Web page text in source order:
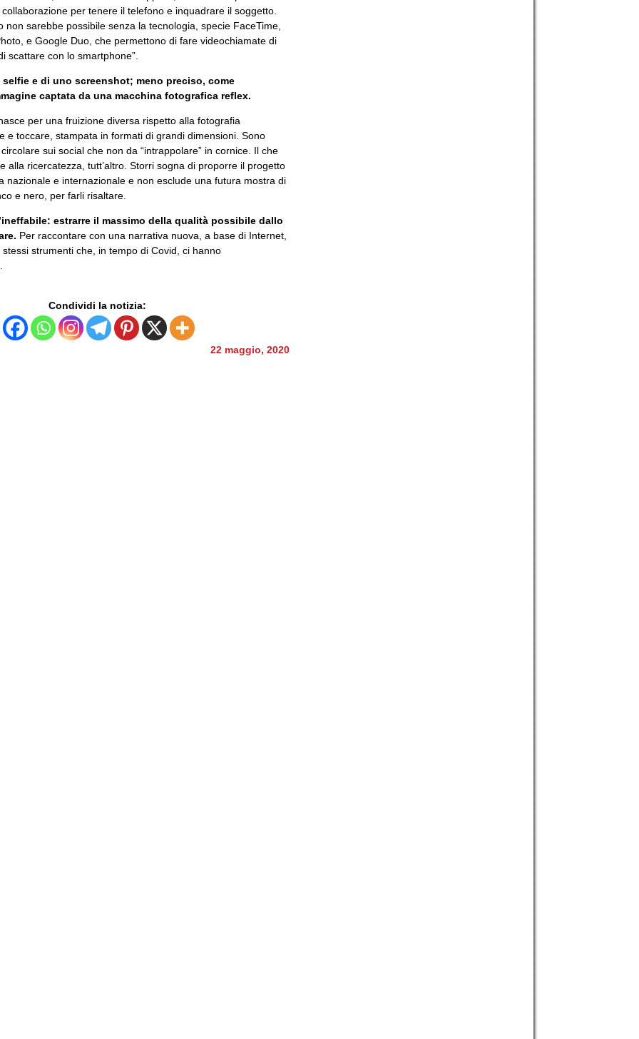
collaborazione per tenere il telefono e inquadrare il soggetto.
non sarebbe possibile senza la tecnologia, specie FaceTime,
e Google Duo, che permettono di fare videochiamate di
scattare con lo smartphone”.
e di uno screenshot; meno preciso, come
captata da una macchina fotografica reflex.
per una fruizione diversa rispetto alla fotografia
e toccare, stampata in formati di grandi dimensioni. Sono
sui social che non da “intrappolare” in cornice. Il che
alla ricercatezza, tutt’altro. Storri sogna di proporre il progetto
nazionale e internazionale e non esclude una futura mostra di
e nero, per farli risaltare.
estrarre il massimo della qualità possibile dallo
Per raccontare con una narrativa nuova, a base di Internet,
strumenti che, in tempo di Covid, ci hanno
Condividi la notizia:
22 maggio, 2020